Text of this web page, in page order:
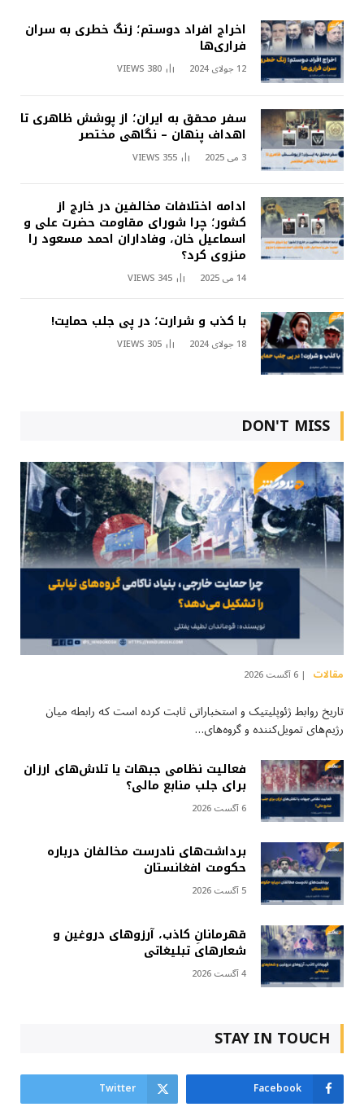
اخراج افراد دوستم؛ زنگ خطری به سران
فراری‌ها
12 جولای 2024 380
VIEWS
سفر محقق به ایران؛ از پوشش ظاهری تا
اهداف پنهان – نگاهی مختصر
3 می 2025 355
VIEWS
ادامه اختلافات مخالفین در خارج از
کشور؛ چرا شورای مقاومت حضرت علی و
اسماعیل خان، وفاداران احمد مسعود را
منزوی کرد؟
14 می 2025 345
VIEWS
با کذب و شرارت؛ در پی جلب حمایت!
18 جولای 2024 305
VIEWS
DON'T MISS
مقالات 6 آگست 2026
تاریخ روابط ژئوپلیتیک و استخباراتی ثابت کرده است که رابطه میان
رژیم‌های تمویل‌کننده و گروه‌های…
فعالیت نظامی جبهات یا تلاش‌های ارزان
برای جلب منابع مالی؟
6 آگست 2026
برداشت‌های نادرست مخالفان درباره
حکومت افغانستان
5 آگست 2026
قهرمانانِ کاذب، آرزوهای دروغین و
شعارهای تبلیغاتی
4 آگست 2026
STAY IN TOUCH
Facebook
Twitter